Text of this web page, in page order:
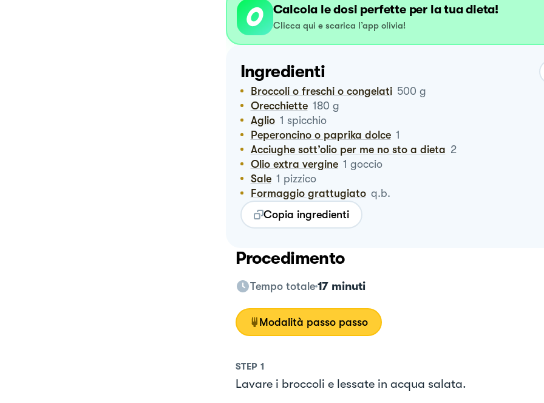
Calcola le dosi perfette per la tua dieta!
Clicca qui e scarica l’app olivia!
Ingredienti
Broccoli o freschi o congelati 500 g
Orecchiette 180 g
Aglio 1 spicchio
Peperoncino o paprika dolce 1
Acciughe sott’olio per me no sto a dieta 2
Olio extra vergine 1 goccio
Sale 1 pizzico
Formaggio grattugiato q.b.
Copia ingredienti
Procedimento
Tempo totale 17 minuti
Modalità passo passo
STEP 1
Lavare i broccoli e lessate in acqua salata.